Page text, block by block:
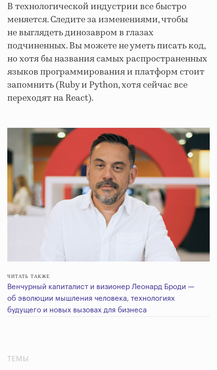
В технологической индустрии все быстро
меняется. Следите за изменениями, чтобы
не выглядеть динозавром в глазах
подчиненных. Вы можете не уметь писать код,
но хотя бы названия самых распространенных
языков программирования и платформ стоит
запомнить (Ruby и Python, хотя сейчас все
переходят на React).
ЧИТАТЬ ТАКЖЕ
Венчурный капиталист и визионер Леонард Броди —
об эволюции мышления человека, технологиях
будущего и новых вызовах для бизнеса
ТЕМЫ